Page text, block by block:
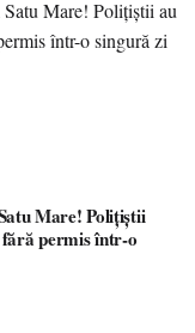
Mare! Polițiștii
fără permis într-o